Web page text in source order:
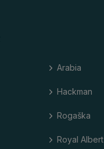
Arabia
Hackman
Rogaška
Royal Albert